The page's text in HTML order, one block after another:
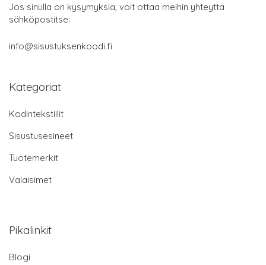
Jos sinulla on kysymyksiä, voit ottaa meihin yhteyttä
sähköpostitse:
info@sisustuksenkoodi.fi
Kategoriat
Kodintekstiilit
Sisustusesineet
Tuotemerkit
Valaisimet
Pikalinkit
Blogi